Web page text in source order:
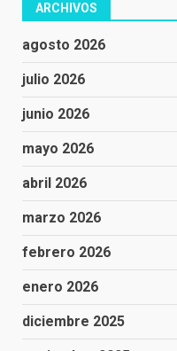
ARCHIVOS
agosto 2026
julio 2026
junio 2026
mayo 2026
abril 2026
marzo 2026
febrero 2026
enero 2026
diciembre 2025